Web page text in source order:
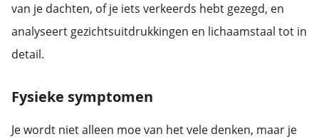
van je dachten, of je iets verkeerds hebt gezegd, en
analyseert gezichtsuitdrukkingen en lichaamstaal tot in
detail.
Fysieke symptomen
Je wordt niet alleen moe van het vele denken, maar je